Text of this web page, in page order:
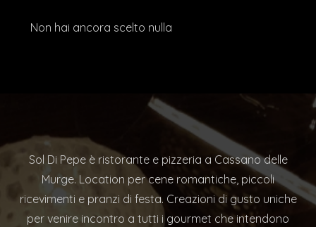
Non hai ancora scelto nulla
Sol Di Pepe è ristorante e pizzeria a Cassano delle
Murge. Location per cene romantiche, piccoli
ricevimenti e pranzi di festa. Creazioni di gusto uniche
per venire incontro a tutti i gourmet che intendono